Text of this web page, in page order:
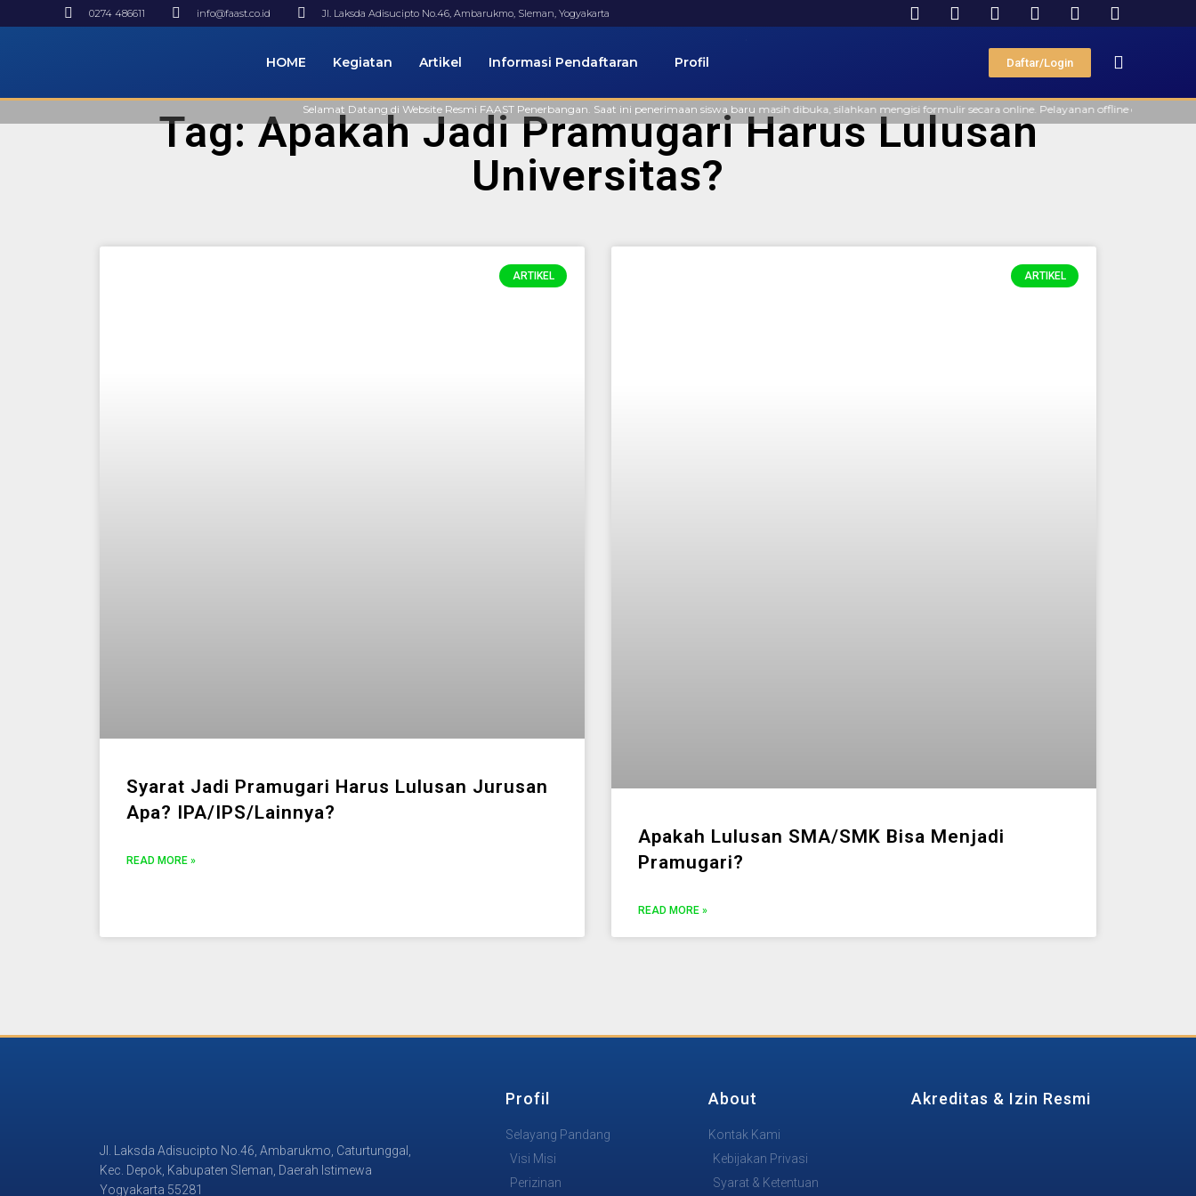
0274 486611 info@faast.co.id Jl. Laksda Adisucipto No.46, Ambarukmo, Sleman, Yogyakarta
HOME Kegiatan Artikel Informasi Pendaftaran Profil Daftar/Login
Selamat Datang di Website Resmi FAAST Penerbangan. Saat ini penerimaan siswa baru masih dibuka, silahkan mengisi formulir secara online. Pelayanan offline di Kantor
Tag: Apakah Jadi Pramugari Harus Lulusan
Universitas?
ARTIKEL
Syarat Jadi Pramugari Harus Lulusan Jurusan
Apa? IPA/IPS/Lainnya?
READ MORE »
ARTIKEL
Apakah Lulusan SMA/SMK Bisa Menjadi
Pramugari?
READ MORE »
Jl. Laksda Adisucipto No.46, Ambarukmo, Caturtunggal,
Kec. Depok, Kabupaten Sleman, Daerah Istimewa
Yogyakarta 55281
Profil
Selayang Pandang
Visi Misi
Perizinan
About
Kontak Kami
Kebijakan Privasi
Syarat & Ketentuan
Akreditas & Izin Resmi